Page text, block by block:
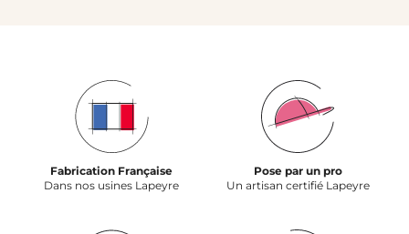
Fabrication Française
Dans nos usines Lapeyre
Pose par un pro
Un artisan certifié Lapeyre